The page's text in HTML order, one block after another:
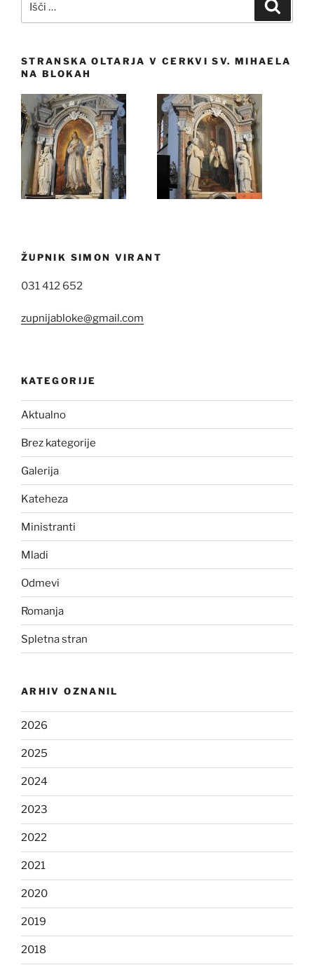
STRANSKA OLTARJA V CERKVI SV. MIHAELA
NA BLOKAH
ŽUPNIK SIMON VIRANT
031 412 652
zupnijabloke@gmail.com
KATEGORIJE
Aktualno
Brez kategorije
Galerija
Kateheza
Ministranti
Mladi
Odmevi
Romanja
Spletna stran
ARHIV OZNANIL
2026
2025
2024
2023
2022
2021
2020
2019
2018